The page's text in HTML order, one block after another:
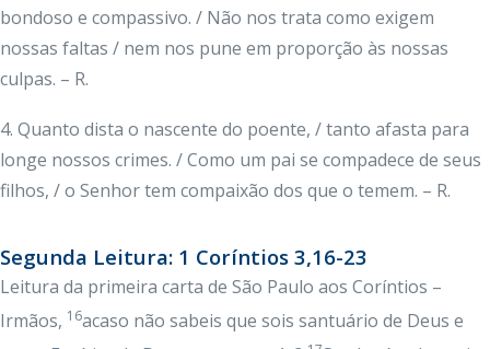
bondoso e compassivo. / Não nos trata como exigem
nossas faltas / nem nos pune em proporção às nossas
culpas. – R.
4. Quanto dista o nascente do poente, / tanto afasta para
longe nossos crimes. / Como um pai se compadece de seus
filhos, / o Senhor tem compaixão dos que o temem. – R.
Segunda Leitura: 1 Coríntios 3,16-23
Leitura da primeira carta de São Paulo aos Coríntios –
Irmãos, 16acaso não sabeis que sois santuário de Deus e